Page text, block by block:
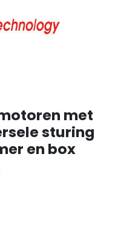
met
sturing
en box